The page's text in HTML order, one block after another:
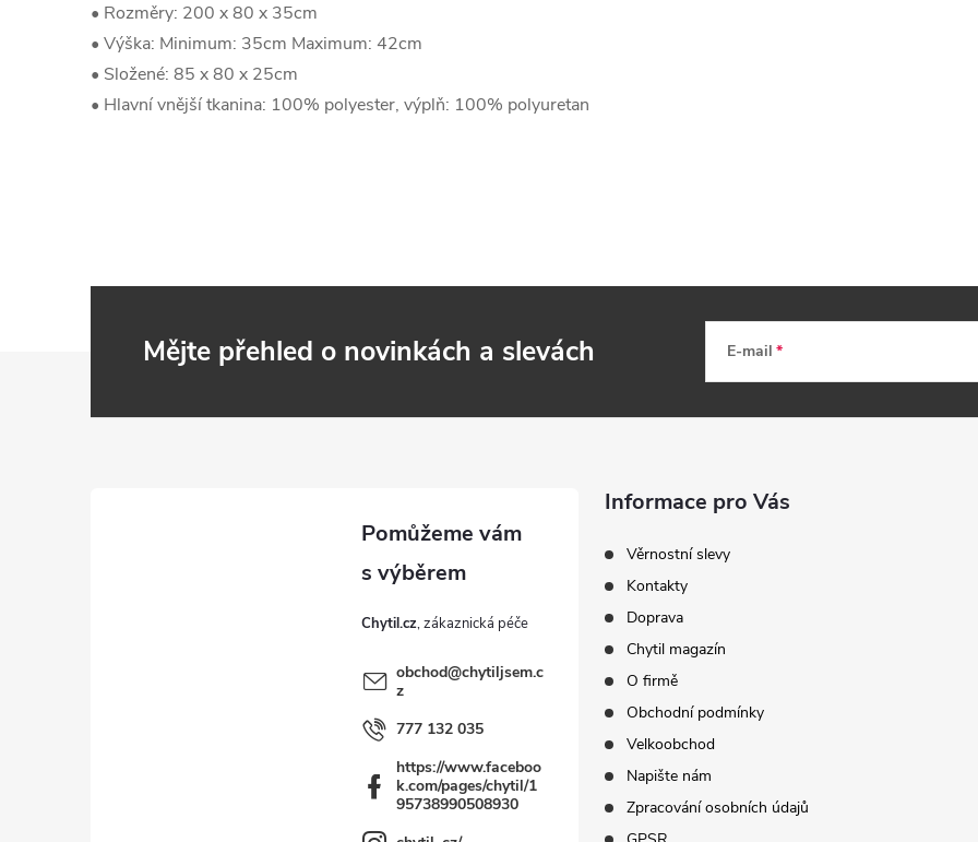
• Rozměry: 200 x 80 x 35cm
• Výška: Minimum: 35cm Maximum: 42cm
• Složené: 85 x 80 x 25cm
• Hlavní vnější tkanina: 100% polyester, výplň: 100% polyuretan
Mějte přehled o novinkách a slevách E-mail
Chytil.cz
obchod@chytiljsem.c
z
777 132 035
https://www.faceboo
k.com/pages/chytil/1
95738990508930
Informace pro Vás
Věrnostní slevy
Kontakty
Doprava
Chytil magazín
O firmě
Obchodní podmínky
Velkoobchod
Napište nám
Zpracování osobních údajů